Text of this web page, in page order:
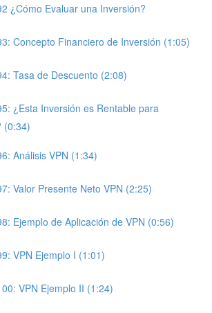
¿Cómo Evaluar una Inversión?
Concepto Financiero de Inversión (1:05)
Tasa de Descuento (2:08)
¿Esta Inversión es Rentable para
(0:34)
Análisis VPN (1:34)
Valor Presente Neto VPN (2:25)
Ejemplo de Aplicación de VPN (0:56)
VPN Ejemplo I (1:01)
VPN Ejemplo II (1:24)